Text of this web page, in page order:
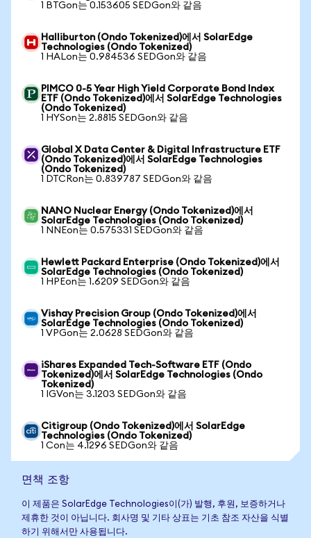
1 BTGon는 0.153605 SEDGon와 같음
Halliburton (Ondo Tokenized)에서 SolarEdge
Technologies (Ondo Tokenized)
1 HALon는 0.984536 SEDGon와 같음
PIMCO 0-5 Year High Yield Corporate Bond Index
ETF (Ondo Tokenized)에서 SolarEdge Technologies
(Ondo Tokenized)
1 HYSon는 2.8815 SEDGon와 같음
Global X Data Center & Digital Infrastructure ETF
(Ondo Tokenized)에서 SolarEdge Technologies
(Ondo Tokenized)
1 DTCRon는 0.839787 SEDGon와 같음
NANO Nuclear Energy (Ondo Tokenized)에서
SolarEdge Technologies (Ondo Tokenized)
1 NNEon는 0.575331 SEDGon와 같음
Hewlett Packard Enterprise (Ondo Tokenized)에서
SolarEdge Technologies (Ondo Tokenized)
1 HPEon는 1.6209 SEDGon와 같음
Vishay Precision Group (Ondo Tokenized)에서
SolarEdge Technologies (Ondo Tokenized)
1 VPGon는 2.0628 SEDGon와 같음
iShares Expanded Tech-Software ETF (Ondo
Tokenized)에서 SolarEdge Technologies (Ondo
Tokenized)
1 IGVon는 3.1203 SEDGon와 같음
Citigroup (Ondo Tokenized)에서 SolarEdge
Technologies (Ondo Tokenized)
1 Con는 4.1296 SEDGon와 같음
면책 조항
이 제품은 SolarEdge Technologies이(가) 발행, 후원, 보증하거나
제휴한 것이 아닙니다. 회사명 및 기타 상표는 기초 참조 자산을 식별
하기 위해서만 사용됩니다.